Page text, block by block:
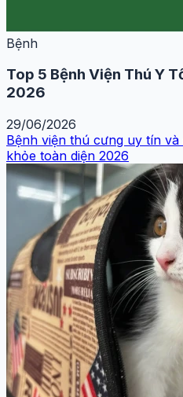
Bệnh
Top 5 Bệnh Viện Thú Y
2026
29/06/2026
Bệnh viện thú cưng uy tín
khỏe toàn diện 2026